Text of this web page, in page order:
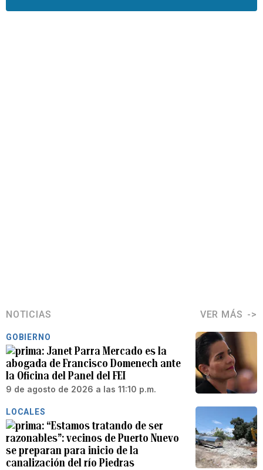
NOTICIAS VER MÁS
GOBIERNO
Janet Parra Mercado es la
abogada de Francisco Domenech ante
la Oficina del Panel del FEI
9 de agosto de 2026 a las 11:10 p.m.
LOCALES
“Estamos tratando de ser
razonables”: vecinos de Puerto Nuevo
se preparan para inicio de la
canalización del río Piedras